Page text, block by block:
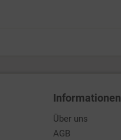
Informationen
Über uns
AGB